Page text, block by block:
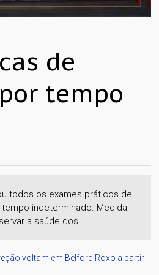
de
tempo
todos os exames práticos de
indeterminado. Medida
a saúde dos...
voltam em Belford Roxo a partir